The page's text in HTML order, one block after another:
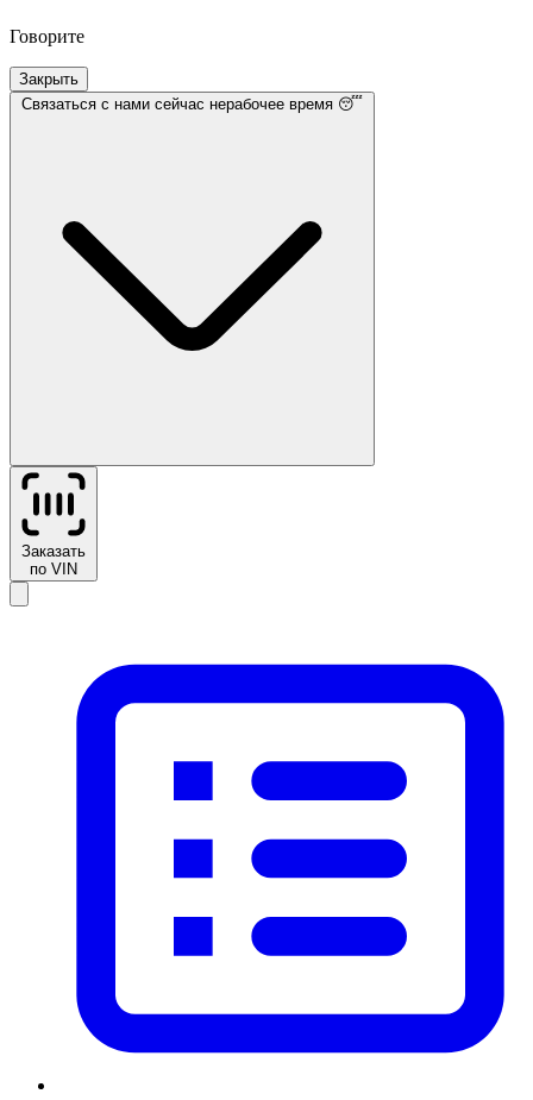
Говорите
Закрыть
Связаться с нами сейчас нерабочее время 😴
Заказать
по VIN